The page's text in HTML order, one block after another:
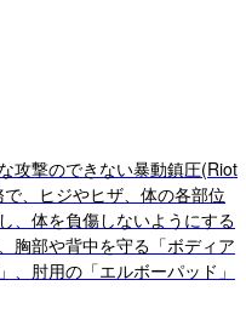
攻撃のできない暴動鎮圧(Riot
、ヒジやヒザ、体の各部位
、体を負傷しないようにする
胸部や背中を守る「ボディア
、肘用の「エルボーパッド」